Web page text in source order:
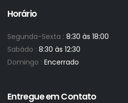
Horário
Segunda-Sexta : 8:30 às 18:00
Sabádo : 8:30 às 12:30
Domingo : Encerrado
Entregue em Contato